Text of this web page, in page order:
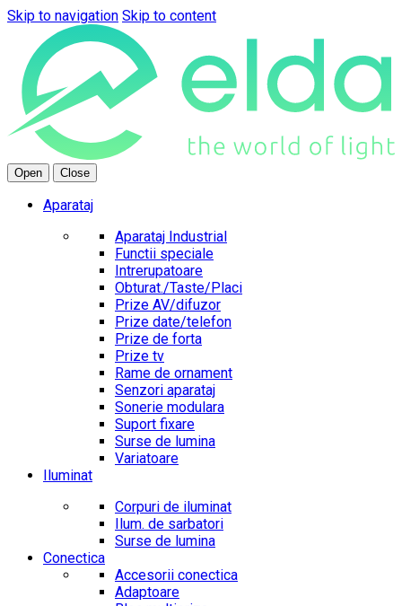
Skip to navigation Skip to content
Open Close
Aparataj
Aparataj Industrial
Functii speciale
Intrerupatoare
Obturat./Taste/Placi
Prize AV/difuzor
Prize date/telefon
Prize de forta
Prize tv
Rame de ornament
Senzori aparataj
Sonerie modulara
Suport fixare
Surse de lumina
Variatoare
Iluminat
Corpuri de iluminat
Ilum. de sarbatori
Surse de lumina
Conectica
Accesorii conectica
Adaptoare